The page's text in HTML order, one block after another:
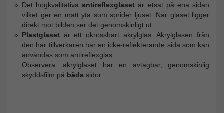
Det högkvalitativaantireflexglaset är etsat på ena sidan
vilket ger en matt yta som sprider ljuset. När glaset ligger
direkt mot bilden ser det genomskinligt ut.
Plastglaset är ett okrossbart akrylglas. Akrylglasen från
den här tillverkaren har en icke-reflekterande sida som kan
användas som antireflexglas.
Observera: akrylglaset har en avtagbar, genomskinlig
skyddsfilm på båda sidor.